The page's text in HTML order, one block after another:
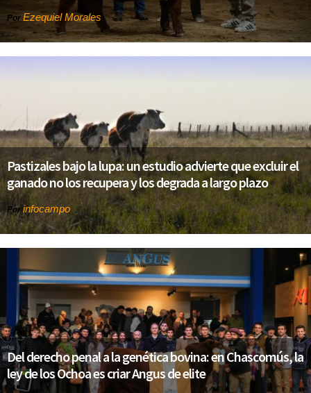
Por Ezequiel Morales
Pastizales bajo la lupa: un estudio advierte que excluir el
ganado no los recupera y los degrada a largo plazo
Por infocampo
Del derecho penal a la genética bovina: en Chascomús, la
ley de los Ochoa es criar Angus de elite